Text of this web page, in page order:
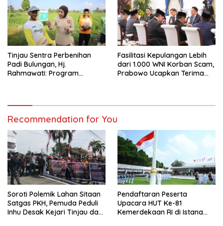
Tinjau Sentra Perbenihan
Padi Bulungan, Hj.
Rahmawati: Program
Fasilitasi Kepulangan Lebih
dari 1.000 WNI Korban Scam,
Prabowo Ucapkan Terima
Recommendation for You
Soroti Polemik Lahan Sitaan
Satgas PKH, Pemuda Peduli
Inhu Desak Kejari Tinjau dan
Pendaftaran Peserta
Upacara HUT Ke-81
Kemerdekaan RI di Istana